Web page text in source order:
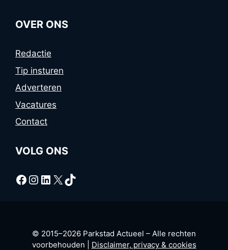
OVER ONS
Redactie
Tip insturen
Adverteren
Vacatures
Contact
VOLG ONS
Facebook
Instagram
LinkedIn
X TikTok
© 2015–2026 Parkstad Actueel – Alle rechten
voorbehouden | Disclaimer, privacy & cookies